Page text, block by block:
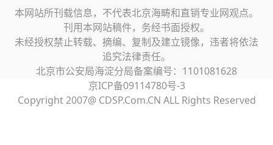
本网站所刊载信息，不代表北京海畴和直销专业网观点。
刊用本网站稿件，务经书面授权。
未经授权禁止转载、摘编、复制及建立镜像，违者将依法
追究法律责任。
北京市公安局海淀分局备案编号：1101081628
京ICP备09114780号-3
Copyright 2007@ CDSP.Com.CN ALL Rights Reserved